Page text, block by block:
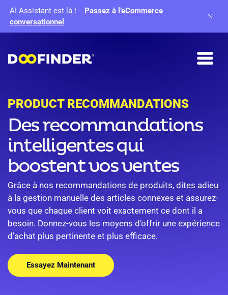
AI Assistant est là ! - Passez à l’eCommerce
conversationnel
PRODUCT RECOMMANDATIONS
Des recommandations
intelligentes qui
boostent vos ventes
Grâce à nos recommandations de produits, dites adieu
à la gestion manuelle des articles connexes et assurez-
vous que chaque client voit exactement ce dont il a
besoin. Donnez-vous les moyens d’offrir une expérience
d’achat plus pertinente et plus efficace.
Essayez Maintenant